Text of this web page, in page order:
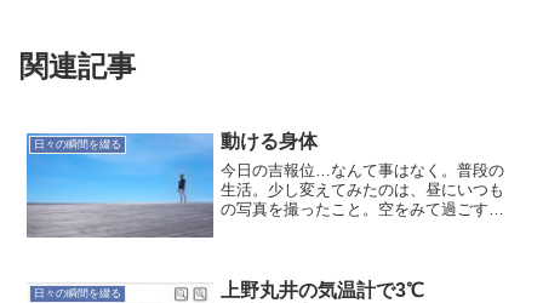
関連記事
日々の瞬間を綴る 動ける身体
今日の吉報位…なんて事はなく。普段の
生活。少し変えてみたのは、昼にいつも
の写真を撮ったこと。空をみて過ごすの
が…どうなりますかね〜
日々の瞬間を綴る
上野丸井の気温計で3℃